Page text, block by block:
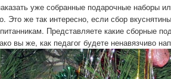
уже собранные подарочные наборы
Это же так интересно, если сбор
Представляете какие сборные
вы же, как педагог будете ненавязчиво